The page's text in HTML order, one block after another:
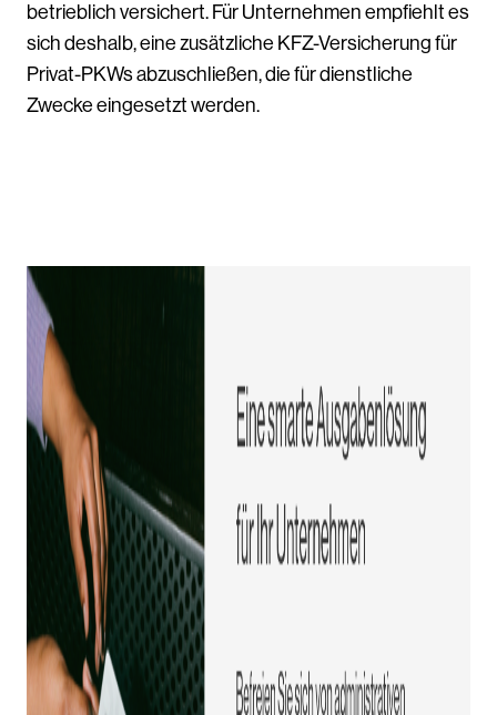
betrieblich versichert. Für Unternehmen empfiehlt es
sich deshalb, eine zusätzliche KFZ-Versicherung für
Privat-PKWs abzuschließen, die für dienstliche
Zwecke eingesetzt werden.